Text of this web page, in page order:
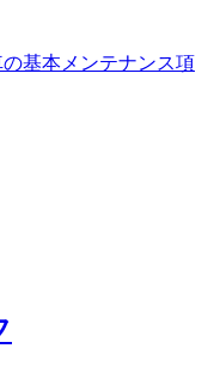
の基本メンテナンス項